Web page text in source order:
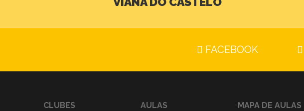
FACEBOOK
CLUBES AULAS MAPA DE AULAS